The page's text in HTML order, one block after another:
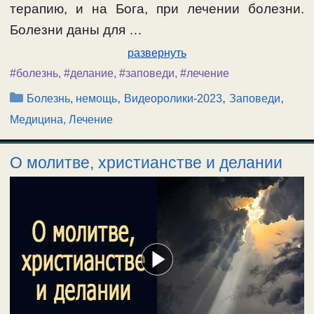
терапию, и на Бога, при лечении болезни.
Болезни даны для …
развернуть
#болезнь, #делание, #заповеди, #лечение
Рубрики
Болезнь, немощь, Видеоролики-2023,Заповеди,
Медицина, Лечение
О молитве, христианстве и делании